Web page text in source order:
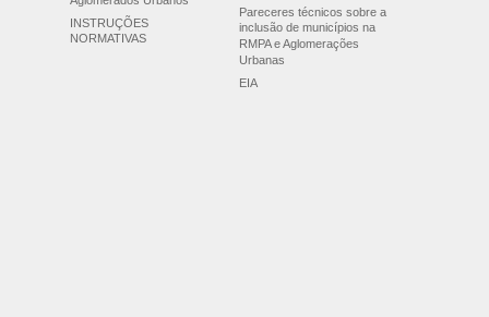
INSTRUÇÕES
NORMATIVAS
Pareceres técnicos sobre a
inclusão de municípios na
RMPA e Aglomerações
Urbanas
EIA